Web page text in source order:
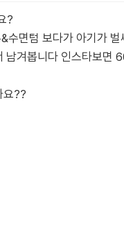
?
수면텀 보다가 아기가
남겨봅니다 인스타보면
요??